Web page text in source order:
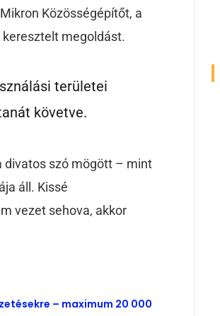
Közösségépítőt, a
megoldást.
területei
követve.
divatos szó mögött – mint
áll. Kissé
vezet sehova, akkor
– maximum 20 000